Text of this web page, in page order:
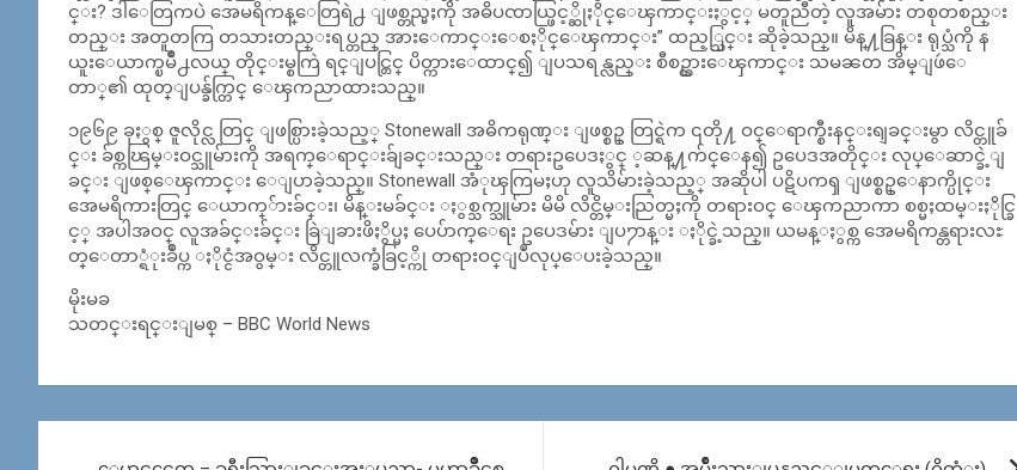
င္း? ဒါေတြကပဲ အေမရိကန္ေတြရဲ႕ ျဖစ္တည္မႈကို အဓိပၸာယ္ဖြင့္ဆိုႏိုင္ေၾကာင္းႏွင့္ မတူညီတဲ့ လူအမ်ား တစုတစည္း
တည္း အတူတကြ တသားတည္းရပ္တည္ အားေကာင္းေစႏိုင္ေၾကာင္း” ထည့္သြင္း ဆိုခဲ့သည္။ မိန္႔ခြန္း ရုပ္သံကို န
ယူးေယာက္ၿမိဳ႕လယ္ တိုင္းမ္စကြဲ ရင္ျပင္တြင္ ပိတ္ကားေထာင္၍ ျပသရန္လည္း စီစဥ္ထားေၾကာင္း သမၼတ အိမ္ျဖဴေ
တာ္၏ ထုတ္ျပန္ခ်က္တြင္ ေၾကညာထားသည္။
၁၉၆၉ ခုႏွစ္ ဇူလိုင္လ တြင္ ျဖစ္ပြားခဲ့သည့္ Stonewall အဓိကရုဏ္း ျဖစ္စဥ္ တြင္ရဲက ၎တို႔ ဝင္ေရာက္စီးနင္းရျခင္းမွာ လိင္တူခ်
င္း ခ်စ္ကၽြမ္းဝင္သူမ်ားကို အရက္ေရာင္းခ်ျခင္းသည္း တရားဥပေဒႏွင္ ့ဆန္႔က်င္ေန၍ ဥပေဒအတိုင္း လုပ္ေဆာင္ခဲ့ျ
ခင္း ျဖစ္ေၾကာင္း ေျပာခဲ့သည္။ Stonewall အံုၾကြမႈဟု လူသိမ်ားခဲ့သည့္ အဆိုပါ ပဋိပကၡ ျဖစ္စဥ္ေနာက္ပိုင္း
အေမရိကားတြင္ ေယာက္်ားခ်င္း၊ မိန္းမခ်င္း ႏွစ္သက္သူမ်ား မိမိ လိင္တိမ္းညြတ္မႈကို တရားဝင္ ေၾကညာကာ စစ္မႈထမ္းႏိုင္ခြ
င့္ အပါအဝင္ လူအခ်င္းခ်င္း ခြဲျခားဖိႏွိပ္မႈ ပေပ်ာက္ေရး ဥပေဒမ်ား ျပ႒ာန္း ႏိုင္ခဲ့သည္။ ယမန္ႏွစ္က အေမရိကန္တရားလႊ
တ္ေတာ္ရံုးခ်ဳပ္က ႏိုင္ငံအဝွမ္း လိင္တူလက္ခံခြင့္ကို တရားဝင္ျပဳလုပ္ေပးခဲ့သည္။
မိုးမခ
သတင္းရင္းျမစ္ – BBC World News